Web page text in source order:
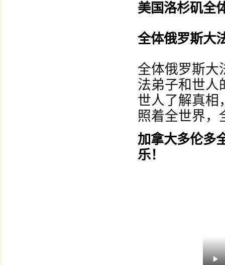
美国洛杉矶全
全体俄罗斯大
全体俄罗斯大
法弟子和世人
世人了解真相
照着全世界，
加拿大多伦多
乐！